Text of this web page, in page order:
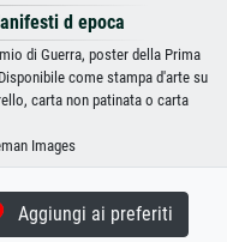
d epoca
di Guerra, poster della Prima
come stampa d'arte su
carta non patinata o carta
Images
Aggiungi ai preferiti